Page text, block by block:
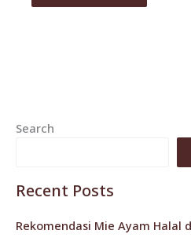
Search
Recent Posts
Rekomendasi Mie Ayam Halal